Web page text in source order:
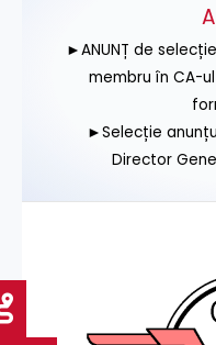
►ANUNȚ de
membru în CA-ul
►Selecție
Director